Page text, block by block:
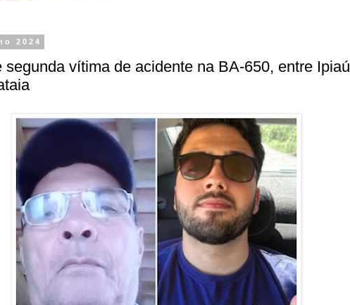
2024
segunda vítima de acidente na BA-650, entre Ipiaú